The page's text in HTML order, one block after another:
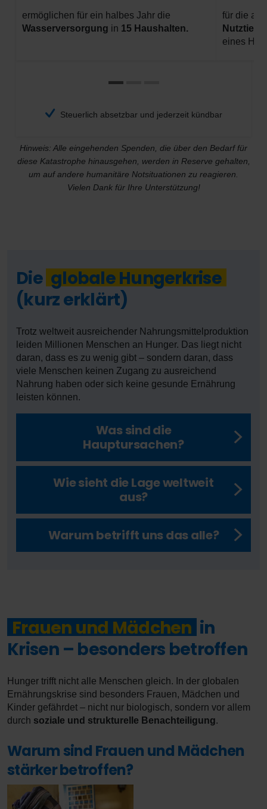
ermöglichen für ein halbes Jahr die
Wasserversorgung in 15 Haushalten.
für die
eines
Steuerlich absetzbar und jederzeit kündbar
Hinweis: Alle eingehenden Spenden, die über den Bedarf für
diese Katastrophe hinausgehen, werden in Reserve gehalten,
um auf andere humanitäre Notsituationen zu reagieren.
Vielen Dank für Ihre Unterstützung!
Die globale Hungerkrise
(kurz erklärt)
Trotz weltweit ausreichender Nahrungsmittelproduktion
leiden Millionen Menschen an Hunger. Das liegt nicht
daran, dass es zu wenig gibt – sondern daran, dass
viele Menschen keinen Zugang zu ausreichend
Nahrung haben oder sich keine gesunde Ernährung
leisten können.
Was sind die
Hauptursachen?
Wie sieht die Lage weltweit
aus?
Warum betrifft uns das alle?
Frauen und Mädchen in
Krisen – besonders betroffen
Hunger trifft nicht alle Menschen gleich. In der globalen
Ernährungskrise sind besonders Frauen, Mädchen und
Kinder gefährdet – nicht nur biologisch, sondern vor allem
durch soziale und strukturelle Benachteiligung.
Warum sind Frauen und Mädchen
stärker betroffen?